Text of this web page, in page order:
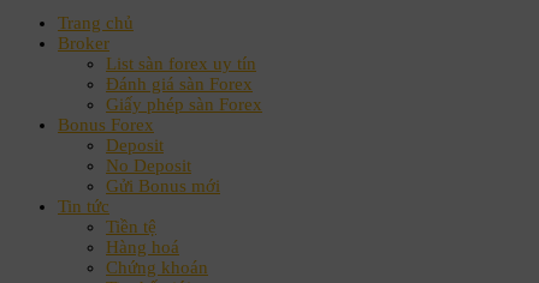
Trang chủ
Broker
List sàn forex uy tín
Đánh giá sàn Forex
Giấy phép sàn Forex
Bonus Forex
Deposit
No Deposit
Gửi Bonus mới
Tin tức
Tiền tệ
Hàng hoá
Chứng khoán